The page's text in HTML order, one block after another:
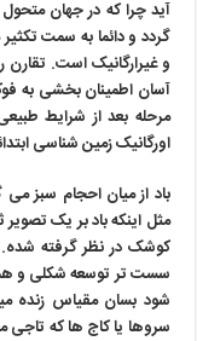
آید چرا که در جهان
گردد و دائما به سمت
و غیرارگانیک است. تقارن
آسان اطمینان بخشی به
مرحله بعد از شرایط
اورگانیک زمین شناسی
باد از میان احجام سبز
مثل اینکه باد بر یک
کوشک در نظر گرفته شده.
سست تر توسعه شکلی و
شود بسان مقیاس زنده
سروها یا کاج ها که تاجی